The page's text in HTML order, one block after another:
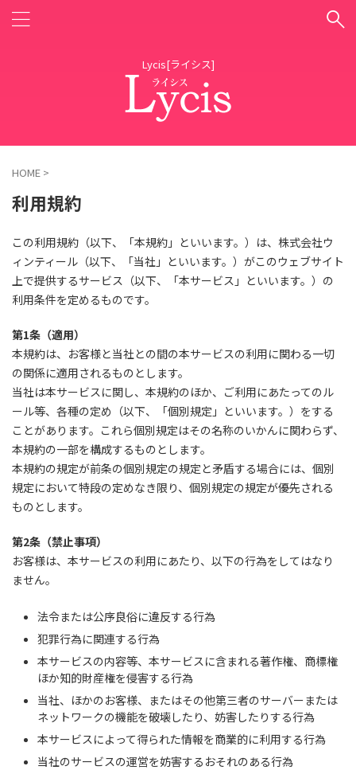
Lycis[ライシス]
HOME >
利用規約
この利用規約（以下、「本規約」といいます。）は、株式会社ウ
ィンティール（以下、「当社」といいます。）がこのウェブサイト
上で提供するサービス（以下、「本サービス」といいます。）の
利用条件を定めるものです。
第1条（適用）
本規約は、お客様と当社との間の本サービスの利用に関わる一切
の関係に適用されるものとします。
当社は本サービスに関し、本規約のほか、ご利用にあたってのル
ール等、各種の定め（以下、「個別規定」といいます。）をする
ことがあります。これら個別規定はその名称のいかんに関わらず、
本規約の一部を構成するものとします。
本規約の規定が前条の個別規定の規定と矛盾する場合には、個別
規定において特段の定めなき限り、個別規定の規定が優先される
ものとします。
第2条（禁止事項）
お客様は、本サービスの利用にあたり、以下の行為をしてはなり
ません。
法令または公序良俗に違反する行為
犯罪行為に関連する行為
本サービスの内容等、本サービスに含まれる著作権、商標権
ほか知的財産権を侵害する行為
当社、ほかのお客様、またはその他第三者のサーバーまたは
ネットワークの機能を破壊したり、妨害したりする行為
本サービスによって得られた情報を商業的に利用する行為
当社のサービスの運営を妨害するおそれのある行為